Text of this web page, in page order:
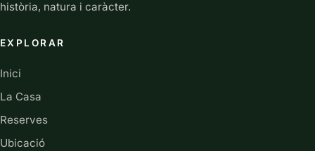
història, natura i caràcter.
EXPLORAR
Inici
La Casa
Reserves
Ubicació